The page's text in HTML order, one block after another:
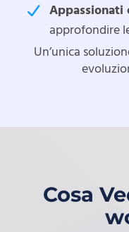
Appassionati
approfondire
Un’unica
Cosa